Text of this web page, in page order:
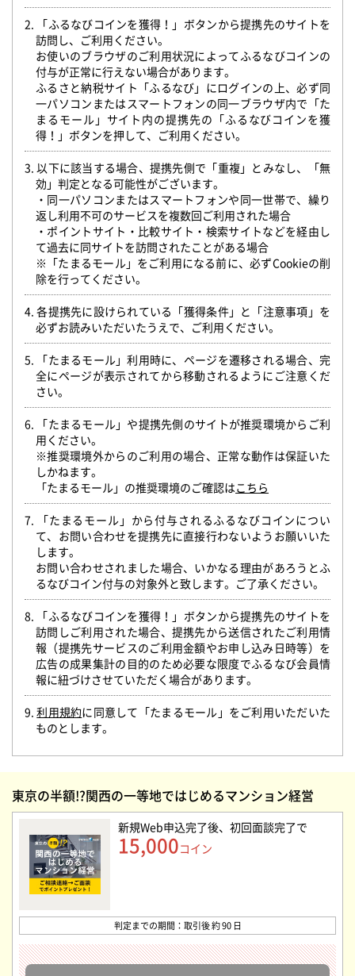
2. 「ふるなびコインを獲得！」ボタンから提携先のサイトを
訪問し、ご利用ください。
お使いのブラウザのご利用状況によってふるなびコインの
付与が正常に行えない場合があります。
ふるさと納税サイト「ふるなび」にログインの上、必ず同
一パソコンまたはスマートフォンの同一ブラウザ内で「た
まるモール」サイト内の提携先の「ふるなびコインを獲
得！」ボタンを押して、ご利用ください。
3. 以下に該当する場合、提携先側で「重複」とみなし、「無
効」判定となる可能性がございます。
・同一パソコンまたはスマートフォンや同一世帯で、繰り
返し利用不可のサービスを複数回ご利用された場合
・ポイントサイト・比較サイト・検索サイトなどを経由し
て過去に同サイトを訪問されたことがある場合
※「たまるモール」をご利用になる前に、必ずCookieの削
除を行ってください。
4. 各提携先に設けられている「獲得条件」と「注意事項」を
必ずお読みいただいたうえで、ご利用ください。
5. 「たまるモール」利用時に、ページを遷移される場合、完
全にページが表示されてから移動されるようにご注意くだ
さい。
6. 「たまるモール」や提携先側のサイトが推奨環境からご利
用ください。
※推奨環境外からのご利用の場合、正常な動作は保証いた
しかねます。
「たまるモール」の推奨環境のご確認はこちら
7. 「たまるモール」から付与されるふるなびコインについ
て、お問い合わせを提携先に直接行わないようお願いいた
します。
お問い合わせされました場合、いかなる理由があろうとふ
るなびコイン付与の対象外と致します。ご了承ください。
8. 「ふるなびコインを獲得！」ボタンから提携先のサイトを
訪問しご利用された場合、提携先から送信されたご利用情
報（提携先サービスのご利用金額やお申し込み日時等）を
広告の成果集計の目的のため必要な限度でふるなび会員情
報に紐づけさせていただく場合があります。
9.利用規約に同意して「たまるモール」をご利用いただいた
ものとします。
東京の半額!?関西の一等地ではじめるマンション経営
新規Web申込完了後、初回面談完了で
15,000コイン
判定までの期間：取引後 約 90 日